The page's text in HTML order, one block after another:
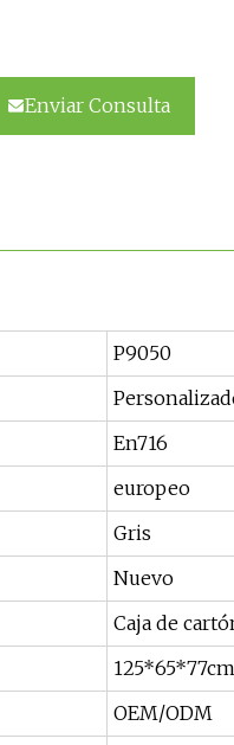
Enviar Consulta
P9050
En716
europeo
Gris
Nuevo
Caja de
125*65*77cm
OEM/ODM